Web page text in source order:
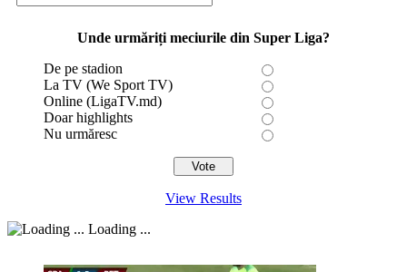
Unde urmăriți meciurile din Super Liga?
De pe stadion
La TV (We Sport TV)
Online (LigaTV.md)
Doar highlights
Nu urmăresc
View Results
Loading ...